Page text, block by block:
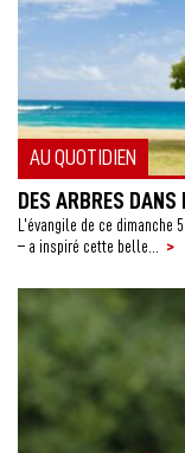
AU QUOTIDIEN
DES ARBRES
L’évangile de ce
– a inspiré cette belle...
>